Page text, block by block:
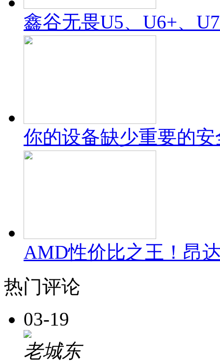
鑫谷无畏U5、U6+、
你的设备缺少重要的
AMD性价比之王！昂
热门评论
03-19
老城东